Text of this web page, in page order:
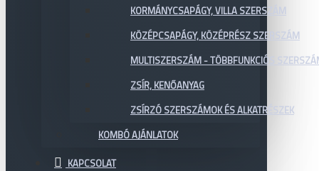
KORMÁNYCSAPÁGY, VILLA SZERSZÁM
KÖZÉPCSAPÁGY, KÖZÉPRÉSZ SZERSZÁM
MULTISZERSZÁM - TÖBBFUNKCIÓS
ZSÍR, KENŐANYAG
ZSÍRZÓ SZERSZÁMOK ÉS ALKATRÉSZEK
KOMBÓ AJÁNLATOK
KAPCSOLAT